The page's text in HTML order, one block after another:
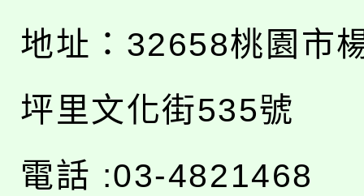
地址： 32658桃園市
坪里文化街535號
電話 :03-4821468